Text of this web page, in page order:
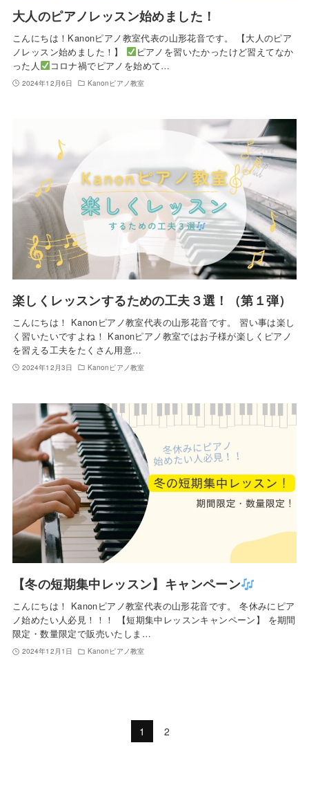
大人のピアノレッスン始めました！
こんにちは！Kanonピアノ教室代表の山形花音です。 【大人のピア
ノレッスン始めました！】
ピアノを習いたかったけど習えてなか
った人
コロナ禍でピアノを始めて…
2024年12月6日 Kanonピアノ教室
楽しくレッスンするための工夫３選！（第１弾）
こんにちは！ Kanonピアノ教室代表の山形花音です。 習い事は楽し
く習いたいですよね！ Kanonピアノ教室ではお子様が楽しくピアノ
を習える工夫をたくさん用意…
2024年12月3日 Kanonピアノ教室
【冬の短期集中レッスン】キャンペーン
こんにちは！ Kanonピアノ教室代表の山形花音です。 冬休みにピア
ノ始めたい人必見！！！ 【短期集中レッスンキャンペーン】 を期間
限定・数量限定で販売いたしま…
2024年12月1日 Kanonピアノ教室
1 2